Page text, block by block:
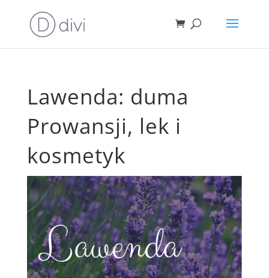
Lawenda: duma
Prowansji, lek i
kosmetyk